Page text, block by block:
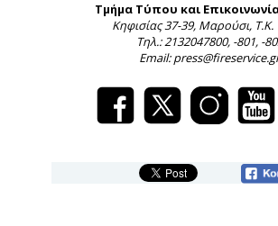
Τμήμα Τύπου και
Κηφισίας 37-39, Μαρούσι, Τ.Κ.
Τηλ.: 2132047800, -801, -
Email: